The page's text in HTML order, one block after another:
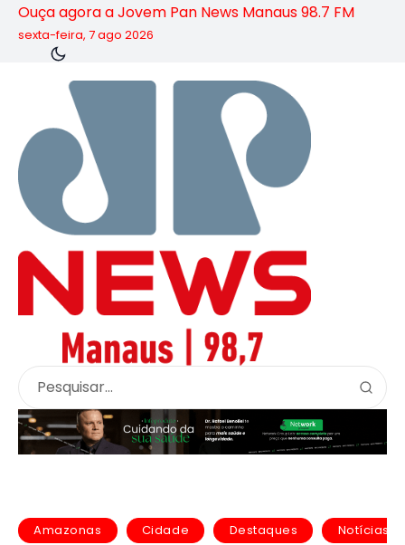
Ouça agora a Jovem Pan News Manaus 98.7 FM
sexta-feira, 7 ago 2026
Amazonas Cidade Destaques Notícias